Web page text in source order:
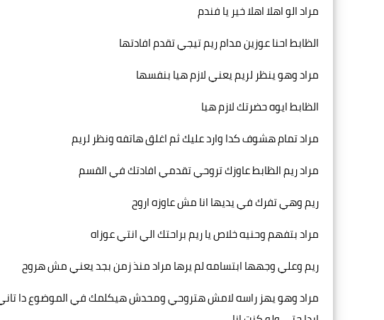
مراد الو اهلا اهلا خير يا فندم
الظابط احنا عوزين مدام ريم تيجي تقدم افادتها
مراد وهو ينظر لريم يعني لازم هيا بنفسها
الظابط ايوه حضرتك لازم هيا
مراد تمام هشوف كدا وارد عليك ثم اغلق هاتفه ونظر لريم
مراد ريم الظابط عاوزك تروحي تقدمي افادتك في القسم
ريم وهي تفرك في يديها انا مش عاوزه اروح
مراد بتفهم وحنيه خلاص يا ريم براحتك الي انتي عوزاه
ريم وعلي وجهها ابتسامه لم يرها مراد منذ زمن بجد يعني مش هروح
مراد وهو يهز راسه لامش هتروحي ومحدش هيكلمك في الموضوع دا